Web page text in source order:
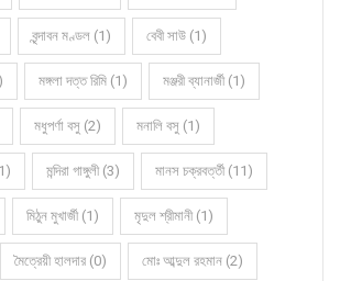
বৃন্দাবন মণ্ডল (1) বেবী সাউ (1)
মঙ্গলা দত্ত রিমি (1) মঞ্জরী ব্যানার্জী (1)
মধুপর্ণা বসু (2) মনালি বসু (1)
মন্দিরা গাঙ্গুলী (3) মানস চক্রবর্ত্তী (11)
মিঠুন মুখার্জী (1) মৃদুল শ্রীমানী (1)
মৈত্রেয়ী হালদার (0) মোঃ আব্দুল রহমান (2)